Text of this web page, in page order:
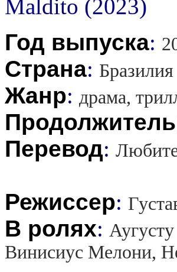
Год выпуска:
Страна: Бразилия
Жанр: драма,
Перевод:
Режиссер:
В ролях:
Винисиус Мелони,